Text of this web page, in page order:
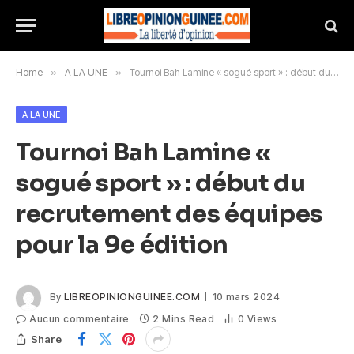
Home » A LA UNE » Tournoi Bah Lamine « sogué sport » : début du recrutement des équipes pour la 9e édition
A LA UNE
Tournoi Bah Lamine «
sogué sport » : début du
recrutement des équipes
pour la 9e édition
By LIBREOPINIONGUINEE.COM
10 mars 2024
Aucun commentaire
2 Mins Read 0 Views
Share